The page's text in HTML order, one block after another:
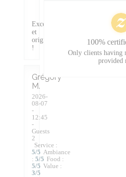
Excellent
et
original
!
Grégory
M
2026-
08-07
-
12:45
-
Guests
2
Service :
5/5 Ambiance
: 5/5 Food :
5/5 Value :
3/5
100%
Only clients having
provided